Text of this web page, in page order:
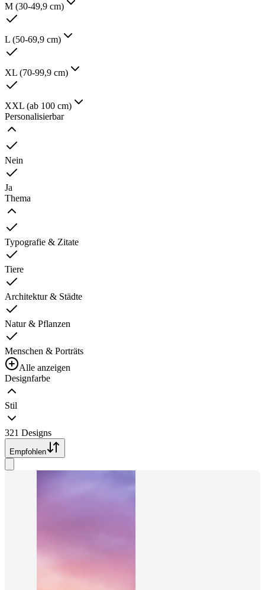
M (30-49,9 cm)
L (50-69,9 cm)
XL (70-99,9 cm)
XXL (ab 100 cm)
Personalisierbar
Nein
Ja
Thema
Typografie & Zitate
Tiere
Architektur & Städte
Natur & Pflanzen
Menschen & Porträts
Alle anzeigen
Designfarbe
Stil
321 Designs
Empfohlen